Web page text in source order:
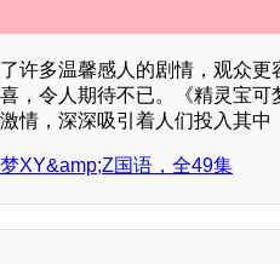
许多温馨感人的剧情，观众
，令人期待不已。《精灵宝
情，深深吸引着人们投入其中
XY&amp;Z国语，全49集